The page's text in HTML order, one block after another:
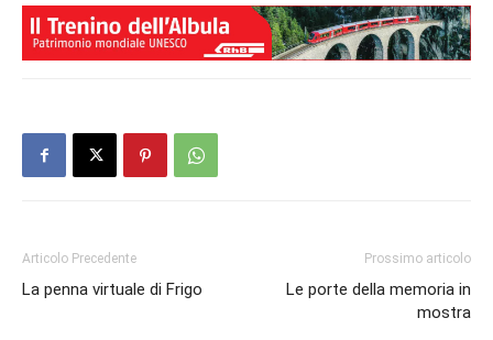
Articolo Precedente
La penna virtuale di Frigo
Prossimo articolo
Le porte della memoria in
mostra